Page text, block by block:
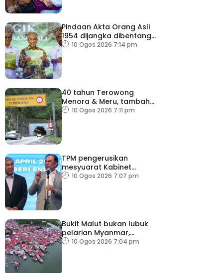
Pindaan Akta Orang Asli
1954 dijangka dibentang
hujung tahun 2026
10 Ogos 2026 7:14 pm
40 tahun Terowong
Menora & Meru, tambah
baik dan selenggara elak
10 Ogos 2026 7:11 pm
TPM pengerusikan
mesyuarat Kabinet
sepanjang ketiadaan PM
10 Ogos 2026 7:07 pm
Bukit Malut bukan lubuk
pelarian Myanmar,
majoriti penduduk
10 Ogos 2026 7:04 pm